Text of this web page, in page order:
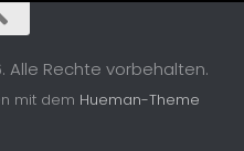
Alle Rechte vorbehalten.
mit dem Hueman-Theme